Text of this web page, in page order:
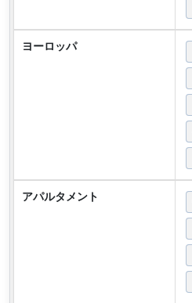
ヨーロッパ
アパルタメント